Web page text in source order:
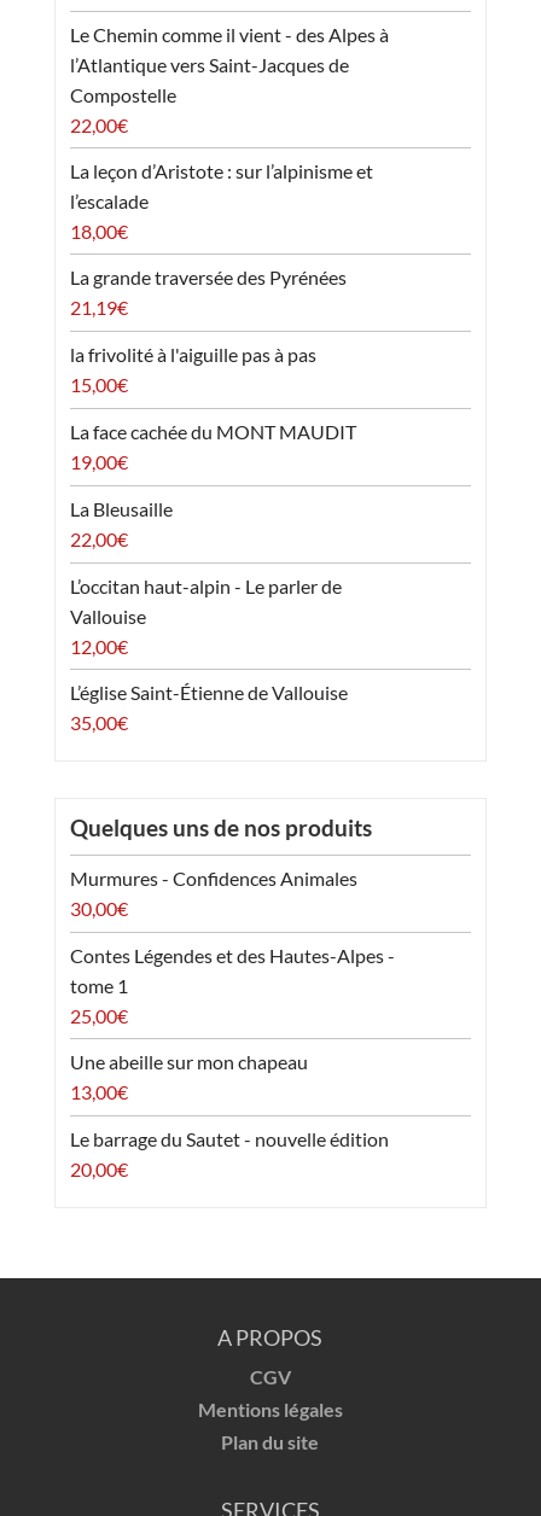
Le Chemin comme il vient - des Alpes à
l’Atlantique vers Saint-Jacques de
Compostelle
22,00€
La leçon d’Aristote : sur l’alpinisme et
l’escalade
18,00€
La grande traversée des Pyrénées
21,19€
la frivolité à l'aiguille pas à pas
15,00€
La face cachée du MONT MAUDIT
19,00€
La Bleusaille
22,00€
L’occitan haut-alpin - Le parler de
Vallouise
12,00€
L’église Saint-Étienne de Vallouise
35,00€
Quelques uns de nos produits
Murmures - Confidences Animales
30,00€
Contes Légendes et des Hautes-Alpes -
tome 1
25,00€
Une abeille sur mon chapeau
13,00€
Le barrage du Sautet - nouvelle édition
20,00€
A PROPOS
CGV
Mentions légales
Plan du site
SERVICES